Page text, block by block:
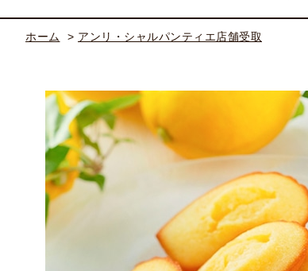
ホーム > アンリ・シャルパンティエ店舗受取